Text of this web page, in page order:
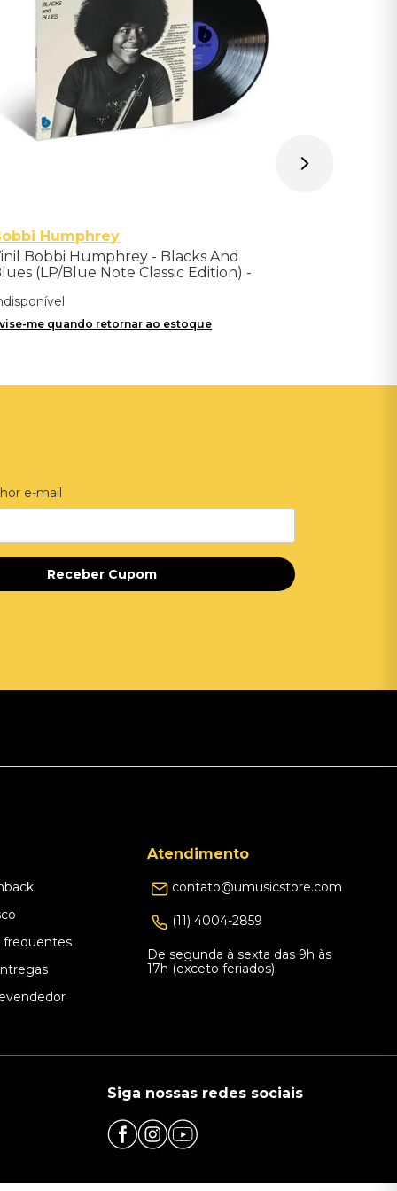
Humphrey
Bobbi Humphrey - Blacks And
(LP/Blue Note Classic Edition) -
me quando retornar ao estoque
e-mail
Receber Cupom
frequentes
Atendimento
contato@umusicstore.com
(11) 4004-2859
De segunda à sexta das 9h às
17h (exceto feriados)
Siga nossas redes sociais